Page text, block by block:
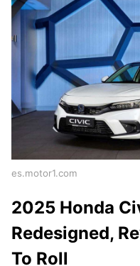
es.motor1.com
2025 Honda
Redesigned,
To Roll